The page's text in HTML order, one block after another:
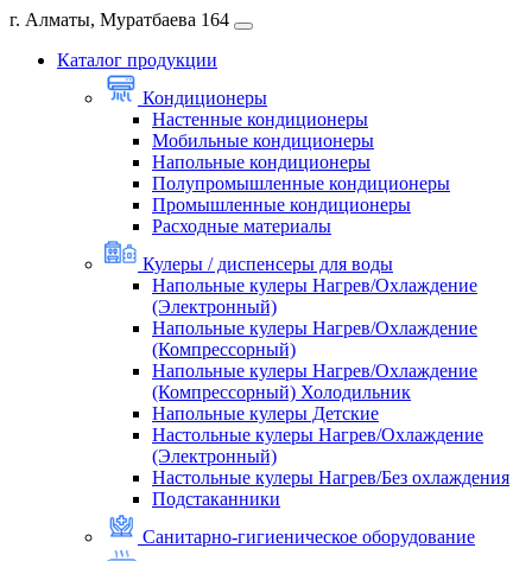
г. Алматы, Муратбаева 164
Каталог продукции
Кондиционеры
Настенные кондиционеры
Мобильные кондиционеры
Напольные кондиционеры
Полупромышленные кондиционеры
Промышленные кондиционеры
Расходные материалы
Кулеры / диспенсеры для воды
Напольные кулеры Нагрев/Охлаждение
(Электронный)
Напольные кулеры Нагрев/Охлаждение
(Компрессорный)
Напольные кулеры Нагрев/Охлаждение
(Компрессорный) Холодильник
Напольные кулеры Детские
Настольные кулеры Нагрев/Охлаждение
(Электронный)
Настольные кулеры Нагрев/Без охлаждения
Подстаканники
Санитарно-гигиеническое оборудование